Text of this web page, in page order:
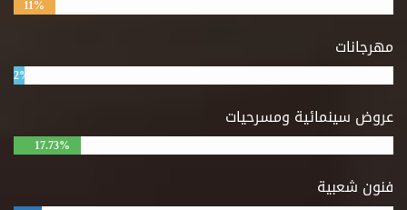
11%
مهرجانات
2%
عروض سينمائية ومسرحيات
17.73%
فنون شعبية